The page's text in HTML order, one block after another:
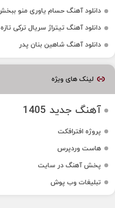
دانلود آهنگ حسام یاوری منو
دانلود آهنگ تیتراژ سریال ترکی
دانلود آهنگ شاهین بنان پدر
لینک های ویژه
آهنگ جدید 1405
پروژه افترافکت
هاست وردپرس
پخش آهنگ در سایت
تبلیغات وب پوش